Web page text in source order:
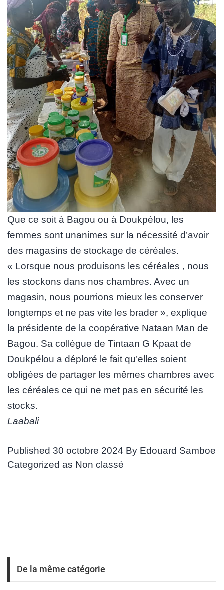
Que ce soit à Bagou ou à Doukpélou, les
femmes sont unanimes sur la nécessité d’avoir
des magasins de stockage de céréales.
« Lorsque nous produisons les céréales , nous
les stockons dans nos chambres. Avec un
magasin, nous pourrions mieux les conserver
longtemps et ne pas vite les brader », explique
la présidente de la coopérative Nataan Man de
Bagou. Sa collègue de Tintaan G Kpaat de
Doukpélou a déploré le fait qu’elles soient
obligées de partager les mêmes chambres avec
les céréales ce qui ne met pas en sécurité les
stocks.
Laabali
Published 30 octobre 2024 By Edouard Samboe
Categorized as Non classé
De la même catégorie